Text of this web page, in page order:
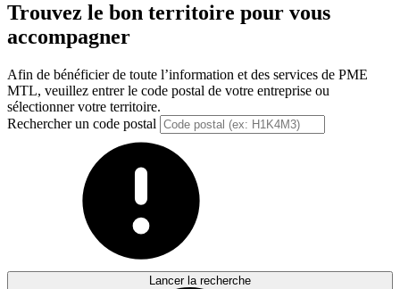
Trouvez le bon territoire pour vous
accompagner
Afin de bénéficier de toute l’information et des services de PME
MTL, veuillez entrer le code postal de votre entreprise ou
sélectionner votre territoire.
Rechercher un code postal
Lancer la recherche